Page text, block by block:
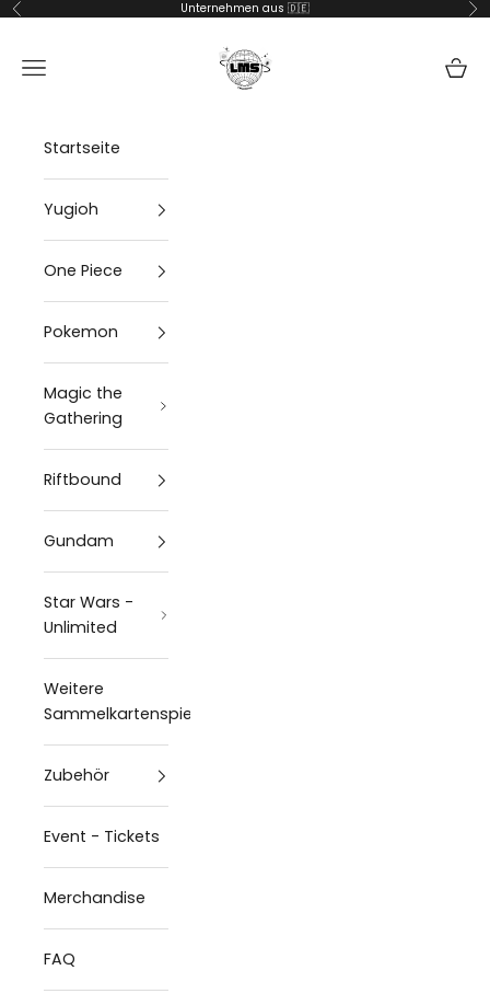
Zum Inhalt springen
Zurück Unternehmen aus 🇩🇪 Vor
lms-handel
Navigationsmenü öffnen
Startseite
Yugioh
One Piece
Pokemon
Magic the
Gathering
Riftbound
Gundam
Star Wars -
Unlimited
Weitere
Sammelkartenspiele
Zubehör
Event - Tickets
Merchandise
FAQ